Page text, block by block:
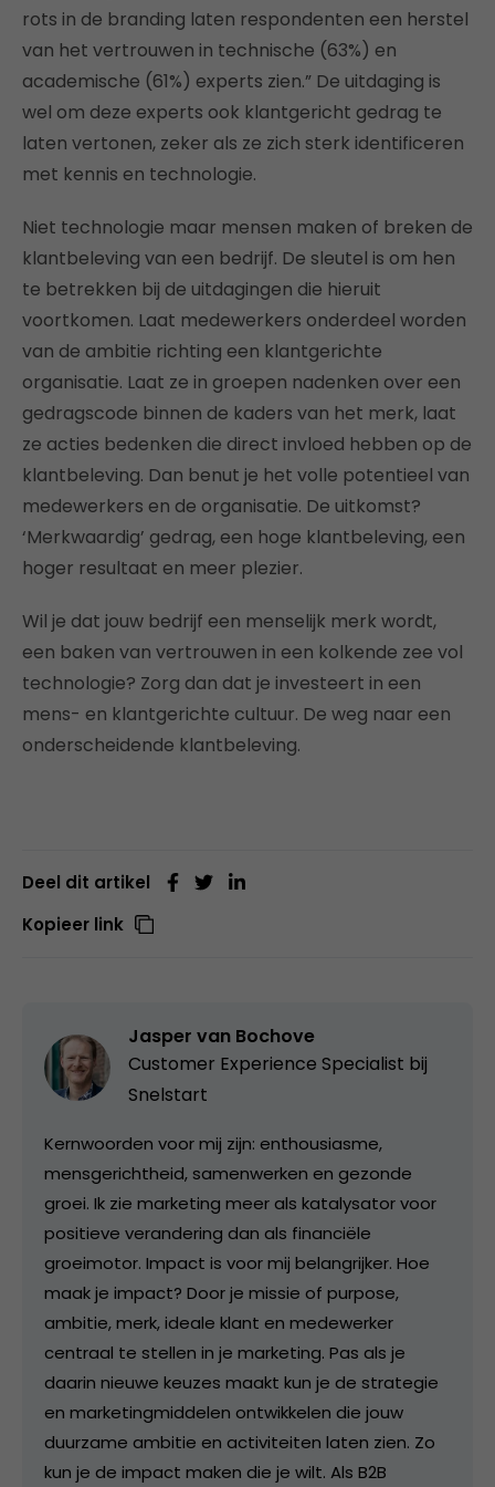
rots in de branding laten respondenten een herstel
van het vertrouwen in technische (63%) en
academische (61%) experts zien.” De uitdaging is
wel om deze experts ook klantgericht gedrag te
laten vertonen, zeker als ze zich sterk identificeren
met kennis en technologie.
Niet technologie maar mensen maken of breken de
klantbeleving van een bedrijf. De sleutel is om hen
te betrekken bij de uitdagingen die hieruit
voortkomen. Laat medewerkers onderdeel worden
van de ambitie richting een klantgerichte
organisatie. Laat ze in groepen nadenken over een
gedragscode binnen de kaders van het merk, laat
ze acties bedenken die direct invloed hebben op de
klantbeleving. Dan benut je het volle potentieel van
medewerkers en de organisatie. De uitkomst?
‘Merkwaardig’ gedrag, een hoge klantbeleving, een
hoger resultaat en meer plezier.
Wil je dat jouw bedrijf een menselijk merk wordt,
een baken van vertrouwen in een kolkende zee vol
technologie? Zorg dan dat je investeert in een
mens- en klantgerichte cultuur. De weg naar een
onderscheidende klantbeleving.
Deel dit artikel
Kopieer link
Jasper van Bochove
Customer Experience Specialist bij
Snelstart
Kernwoorden voor mij zijn: enthousiasme,
mensgerichtheid, samenwerken en gezonde
groei. Ik zie marketing meer als katalysator voor
positieve verandering dan als financiële
groeimotor. Impact is voor mij belangrijker. Hoe
maak je impact? Door je missie of purpose,
ambitie, merk, ideale klant en medewerker
centraal te stellen in je marketing. Pas als je
daarin nieuwe keuzes maakt kun je de strategie
en marketingmiddelen ontwikkelen die jouw
duurzame ambitie en activiteiten laten zien. Zo
kun je de impact maken die je wilt. Als B2B